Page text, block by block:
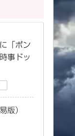
「ポン
事ドッ
版）